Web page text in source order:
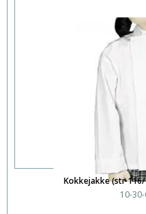
Kokkejakke (str
10-